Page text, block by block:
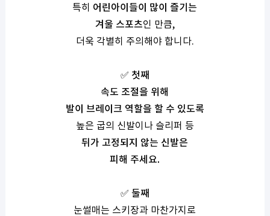
특히 어 린아이들이 많이 즐기는
겨울 스포츠인 만큼,
더욱 각별히 주의해야 합니다.
✅ 첫째
속도 조절을 위해
발이 브레이크 역할을 할 수 있도록
높은 굽의 신발이나 슬리퍼 등
뒤가 고정되지 않는 신발은
피해 주세요.
✅ 둘째
눈썰매는 스키장과 마찬가지로